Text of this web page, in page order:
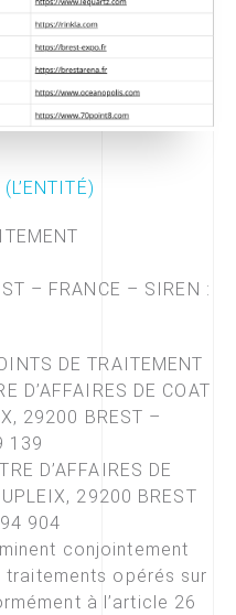
– FRANCE – SIREN :
DE TRAITEMENT
D’AFFAIRES DE COAT
29200 BREST –
139
D’AFFAIRES DE
29200 BREST
904
conjointement
opérés sur
à l’article 26